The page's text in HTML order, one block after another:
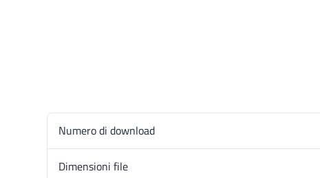
Numero di download
Dimensioni file